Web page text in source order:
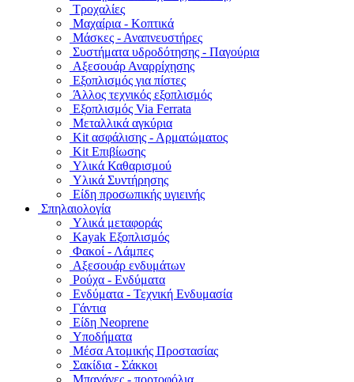
Τροχαλίες
Μαχαίρια - Κοπτικά
Μάσκες - Αναπνευστήρες
Συστήματα υδροδότησης - Παγούρια
Αξεσουάρ Αναρρίχησης
Εξοπλισμός για πίστες
Άλλος τεχνικός εξοπλισμός
Εξοπλισμός Via Ferrata
Μεταλλικά αγκύρια
Kit ασφάλισης - Αρματώματος
Kit Επιβίωσης
Υλικά Καθαρισμού
Υλικά Συντήρησης
Είδη προσωπικής υγιεινής
Σπηλαιολογία
Υλικά μεταφοράς
Kayak Εξοπλισμός
Φακοί - Λάμπες
Αξεσουάρ ενδυμάτων
Ρούχα - Ενδύματα
Ενδύματα - Τεχνική Ενδυμασία
Γάντια
Είδη Neoprene
Υποδήματα
Μέσα Ατομικής Προστασίας
Σακίδια - Σάκκοι
Μπανάνες - πορτοφόλια